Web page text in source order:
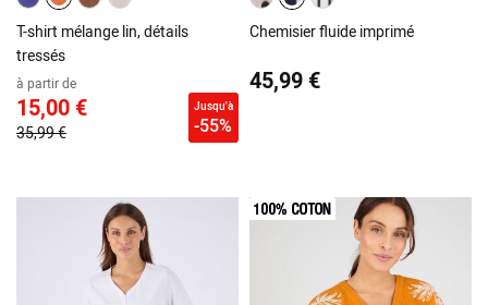
T-shirt mélange lin, détails
tressés
à partir de
15,00 €
35,99 €
Jusqu'à
-55%
Chemisier fluide imprimé
45,99 €